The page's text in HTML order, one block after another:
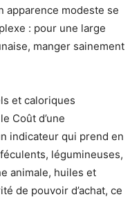
apparence modeste se
: pour une large
manger sainement
et caloriques
Coût d’une
indicateur qui prend en
légumineuses,
animale, huiles et
de pouvoir d’achat, ce